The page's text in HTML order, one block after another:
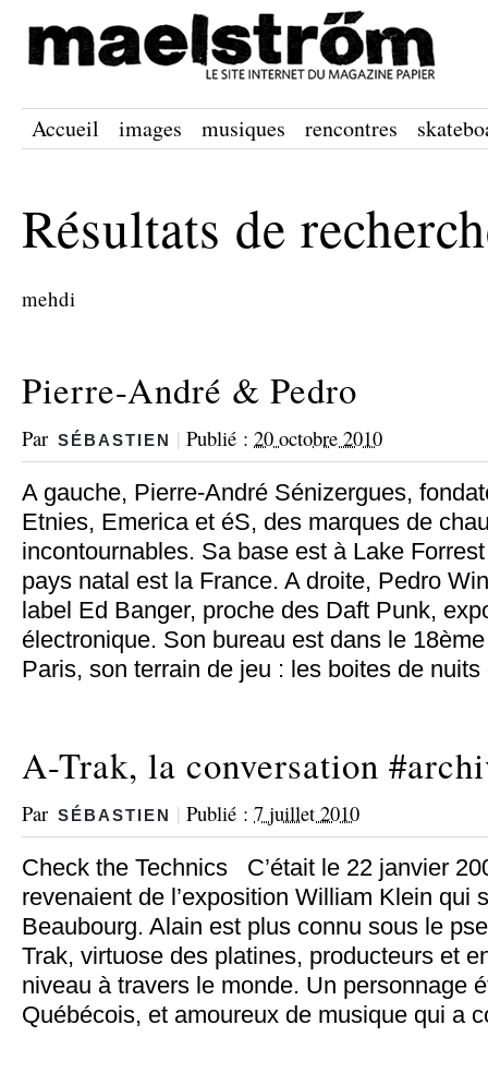
Accueil images musiques rencontres
Résultats de
mehdi
Pierre-André & Pedro
Par SÉBASTIEN | Publié : 20 octobre 2010
A gauche, Pierre-André Sénizergues,
Etnies, Emerica et éS, des marques de
incontournables. Sa base est à Lake
pays natal est la France. A droite, Pedro
label Ed Banger, proche des Daft Punk,
électronique. Son bureau est dans le
Paris, son terrain de jeu : les boites de
A-Trak, la conversation
Par SÉBASTIEN | Publié : 7 juillet 2010
Check the Technics C’était le 22 janvier
revenaient de l’exposition William Klein qui
Beaubourg. Alain est plus connu sous le
Trak, virtuose des platines, producteurs et
niveau à travers le monde. Un personnage
Québécois, et amoureux de musique qui a